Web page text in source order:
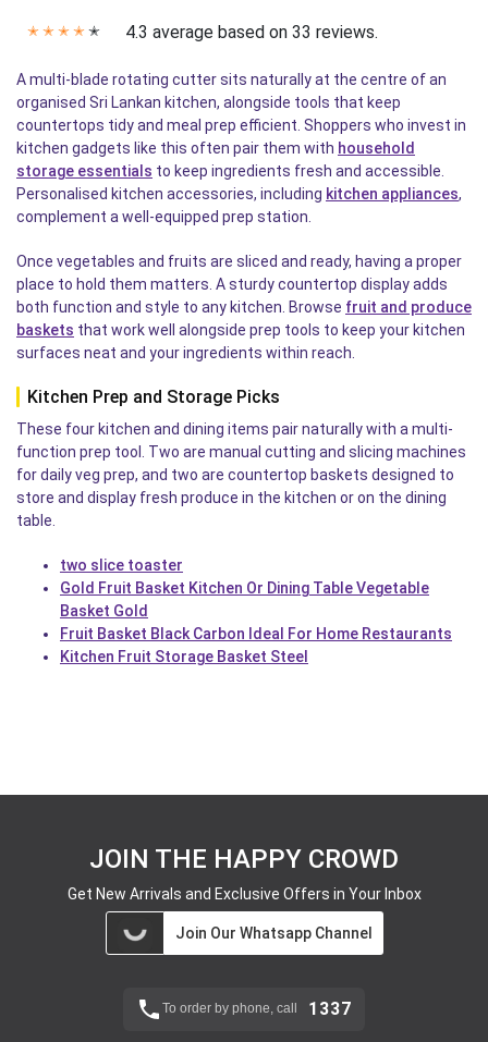
✭ ✭ ✭ ✭ ✭ 4.3 average based on 33 reviews.
A multi-blade rotating cutter sits naturally at the centre of an
organised Sri Lankan kitchen, alongside tools that keep
countertops tidy and meal prep efficient. Shoppers who invest in
kitchen gadgets like this often pair them with household
storage essentials to keep ingredients fresh and accessible.
Personalised kitchen accessories, including kitchen appliances,
complement a well-equipped prep station.
Once vegetables and fruits are sliced and ready, having a proper
place to hold them matters. A sturdy countertop display adds
both function and style to any kitchen. Browse fruit and produce
baskets that work well alongside prep tools to keep your kitchen
surfaces neat and your ingredients within reach.
Kitchen Prep and Storage Picks
These four kitchen and dining items pair naturally with a multi-
function prep tool. Two are manual cutting and slicing machines
for daily veg prep, and two are countertop baskets designed to
store and display fresh produce in the kitchen or on the dining
table.
two slice toaster
Gold Fruit Basket Kitchen Or Dining Table Vegetable
Basket Gold
Fruit Basket Black Carbon Ideal For Home Restaurants
Kitchen Fruit Storage Basket Steel
JOIN THE HAPPY CROWD
Get New Arrivals and Exclusive Offers in Your Inbox
Join Our Whatsapp Channel
To order by phone, call 1337